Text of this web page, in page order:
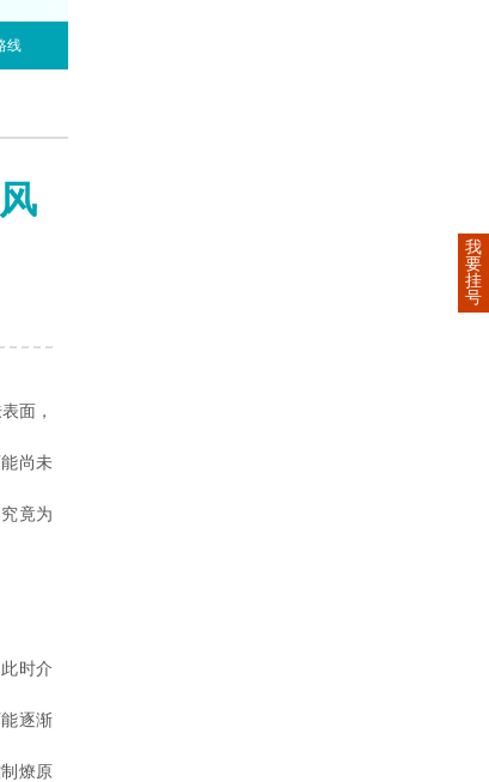
线
面，
尚未
竟为
时介
逐渐
燎原
我
要
挂
号